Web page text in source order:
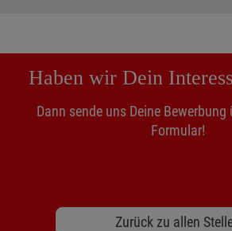
Haben wir Dein
Dann sende uns Deine Bewerbung
Formular!
Zurück zu allen